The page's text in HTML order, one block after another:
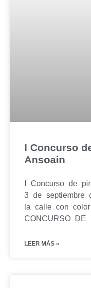
I Concurso
Ansoain
I Concurso de
3 de septiembre
la calle con
CONCURSO DE
LEER MÁS »